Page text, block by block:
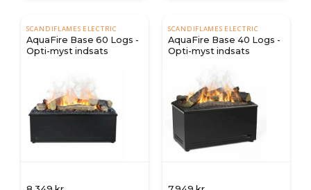
SCANDIFLAMES ELECTRIC
AquaFire Base 60 Logs -
Opti-myst indsats
SCANDIFLAMES ELECTRIC
AquaFire Base 40 Logs -
Opti-myst indsats